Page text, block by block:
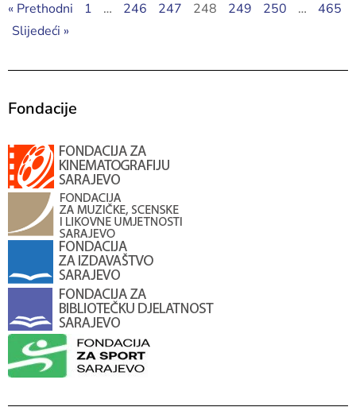
« Prethodni 1 … 246 247 248 249 250 …
465
Slijedeći »
Fondacije